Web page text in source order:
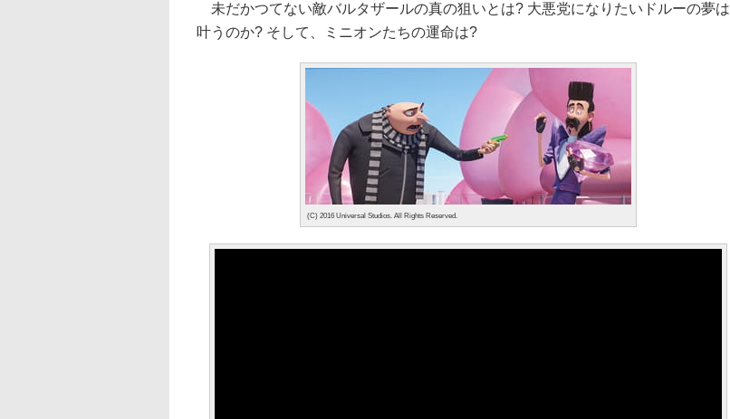
未だかつてない敵バルタザールの真の狙いとは? 大悪党になりたいドルーの夢は
叶うのか? そして、ミニオンたちの運命は?
(C) 2016 Universal Studios. All Rights Reserved.